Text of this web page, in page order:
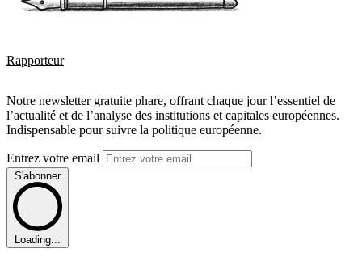
Rapporteur
Notre newsletter gratuite phare, offrant chaque jour l’essentiel de
l’actualité et de l’analyse des institutions et capitales européennes.
Indispensable pour suivre la politique européenne.
Entrez votre email
S'abonner
Loading...